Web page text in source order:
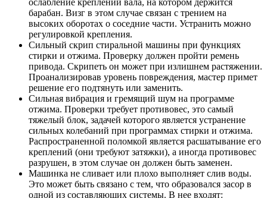
барабан. Визг в этом случае связан с трением на
высоких оборотах о соседние части. Устранить можно
регулировкой крепления.
Сильный скрип стиральной машины при функциях
стирки и отжима. Проверку должен пройти ремень
привода. Скрипеть он может при излишнем растяжении.
Проанализировав уровень повреждения, мастер примет
решение его подтянуть или заменить.
Сильная вибрация и гремящий шум на программе
отжима. Проверки требует противовес, это самый
тяжелый блок, задачей которого является устранение
сильных колебаний при программах стирки и отжима.
Распространенной поломкой является расшатывание его
креплений (они требуют затяжки), а иногда противовес
разрушен, в этом случае он должен быть заменен.
Машинка не сливает или плохо выполняет слив воды.
Это может быть связано с тем, что образовался засор в
одной из составляющих системы. В нее входят: